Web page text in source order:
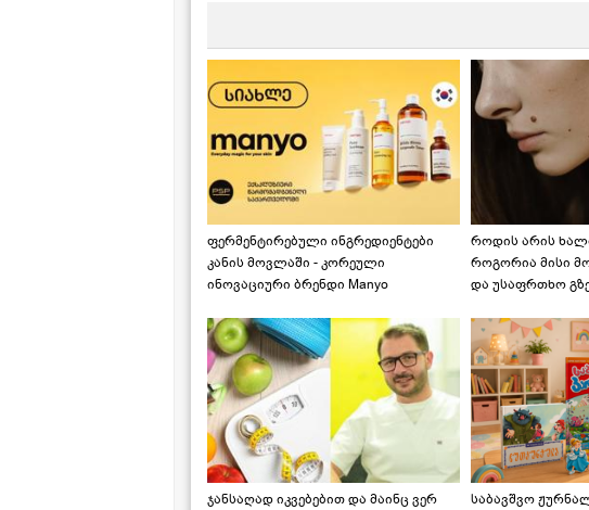
ფერმენტირებული ინგრედიენტები
კანის მოვლაში - კორეული
ინოვაციური ბრენდი Manyo
როდის არის
როგორია მისი
და უსაფრთხო
ჯანსაღად იკვებებით და მაინც ვერ
საბავშვო